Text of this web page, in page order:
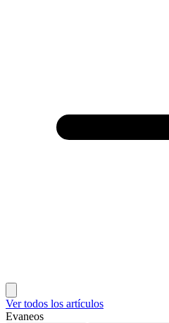
Ver todos los artículos
Evaneos